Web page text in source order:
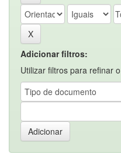
Adicionar filtros:
Utilizar filtros para refinar